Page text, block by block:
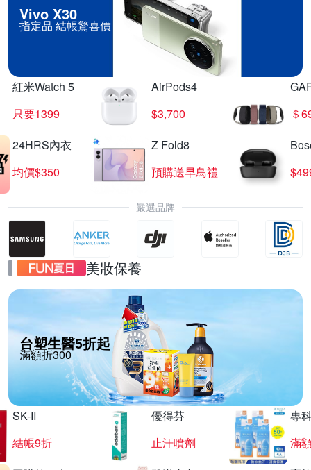
Vivo X30
指定品 結帳驚喜價
紅米Watch 5
只要1399
AirPods4
$3,700
＄
24HRS內衣
均價$350
Z Fold8
預購送早鳥禮
嚴選品牌
美妝保養
台塑生醫5折起
滿額折300
SK-II
結帳9折
優得芬
止汗噴劑
專
滿